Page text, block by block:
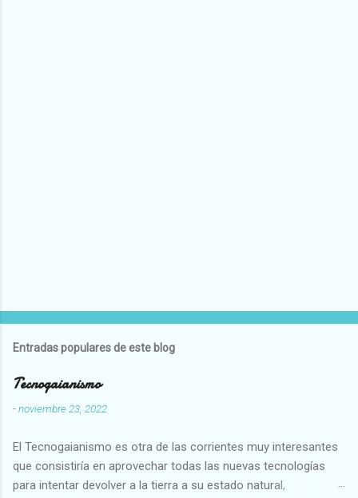
Entradas populares de este blog
Tecnogaianismo
-noviembre 23, 2022
El Tecnogaianismo es otra de las corrientes muy interesantes
que consistiría en aprovechar todas las nuevas tecnologías
para intentar devolver a la tierra a su estado natural,